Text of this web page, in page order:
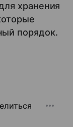
хранения
порядок.